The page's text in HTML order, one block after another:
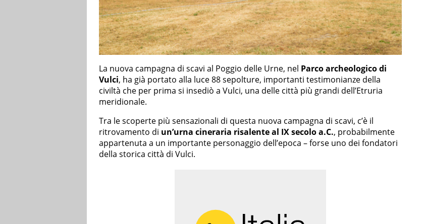
La nuova campagna di scavi al Poggio delle Urne, nel Parco archeologico di
Vulci, ha già portato alla luce 88 sepolture, importanti testimonianze della
civiltà che per prima si insediò a Vulci, una delle città più grandi dell’Etruria
meridionale.
Tra le scoperte più sensazionali di questa nuova campagna di scavi, c’è il
ritrovamento di un’urna cineraria risalente al IX secolo a.C., probabilmente
appartenuta a un importante personaggio dell’epoca – forse uno dei fondatori
della storica città di Vulci.